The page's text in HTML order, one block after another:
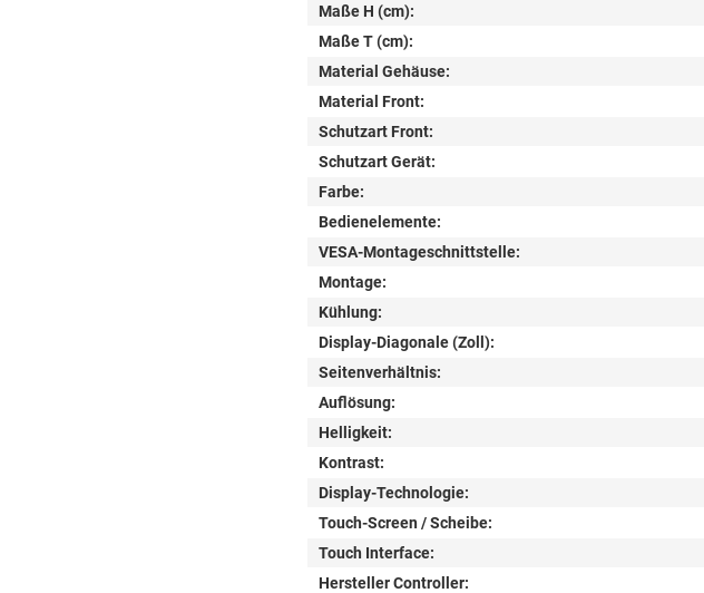
Maße H (cm):
Maße T (cm):
Material Gehäuse:
Material Front:
Schutzart Front:
Schutzart Gerät:
Farbe:
Bedienelemente:
VESA-Montageschnittstelle:
Montage:
Kühlung:
Display-Diagonale (Zoll):
Seitenverhältnis:
Auflösung:
Helligkeit:
Kontrast:
Display-Technologie:
Touch-Screen / Scheibe:
Touch Interface:
Hersteller Controller: